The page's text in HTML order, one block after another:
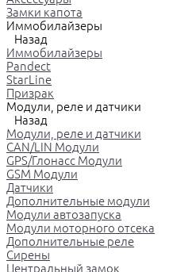
Замки капота
Иммобилайзеры
Назад
Иммобилайзеры
Pandect
StarLine
Призрак
Модули, реле и датчики
Назад
Модули, реле и датчики
CAN/LIN Модули
GPS/Глонасс Модули
GSM Модули
Датчики
Дополнительные модули
Модули автозапуска
Модули моторного отсека
Дополнительные реле
Сирены
Центральный замок